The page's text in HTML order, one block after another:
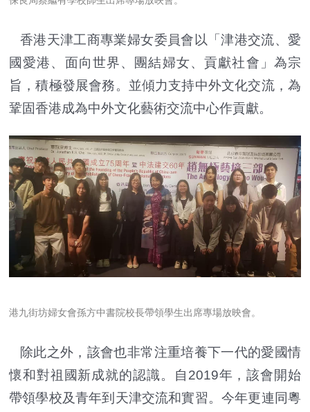
香港天津工商專業婦女委員會以「津港交流、愛
國愛港、面向世界、團結婦女、貢獻社會」為宗
旨，積極發展會務。並傾力支持中外文化交流，為
鞏固香港成為中外文化藝術交流中心作貢獻。
港九街坊婦女會孫方中書院校長帶領學生出席專場放映會。
除此之外，該會也非常注重培養下一代的愛國情
懷和對祖國新成就的認識。自2019年，該會開始
帶領學校及青年到天津交流和實習。今年更連同粵